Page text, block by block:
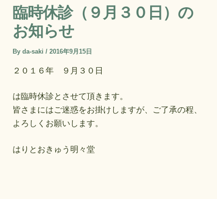
臨時休診（９月３０日）の
お知らせ
Byda-saki/2016年9月15日
２０１６年 ９月３０日
は臨時休診とさせて頂きます。
皆さまにはご迷惑をお掛けしますが、ご了承の程、
よろしくお願いします。
はりとおきゅう明々堂